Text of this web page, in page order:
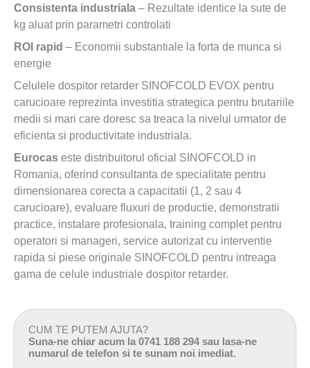
Consistenta industriala – Rezultate identice la sute de
kg aluat prin parametri controlati
ROI rapid – Economii substantiale la forta de munca si
energie
Celulele dospitor retarder SINOFCOLD EVOX pentru
carucioare reprezinta investitia strategica pentru brutariile
medii si mari care doresc sa treaca la nivelul urmator de
eficienta si productivitate industriala.
Eurocas este distribuitorul oficial SINOFCOLD in
Romania, oferind consultanta de specialitate pentru
dimensionarea corecta a capacitatii (1, 2 sau 4
carucioare), evaluare fluxuri de productie, demonstratii
practice, instalare profesionala, training complet pentru
operatori si manageri, service autorizat cu interventie
rapida si piese originale SINOFCOLD pentru intreaga
gama de celule industriale dospitor retarder.
CUM TE PUTEM AJUTA?
Suna-ne chiar acum la 0741 188 294 sau lasa-ne
numarul de telefon si te sunam noi imediat.